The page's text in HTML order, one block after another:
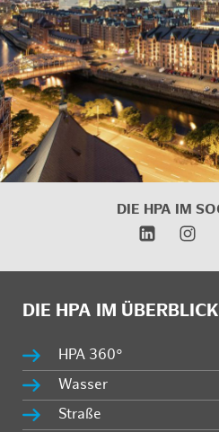
DIE HPA IM
DIE HPA IM ÜBERBLICK
HPA 360°
Wasser
Straße